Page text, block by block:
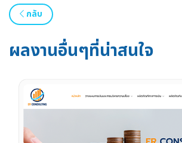
กลับ
ผลงานอื่นๆที่น่าสนใจ